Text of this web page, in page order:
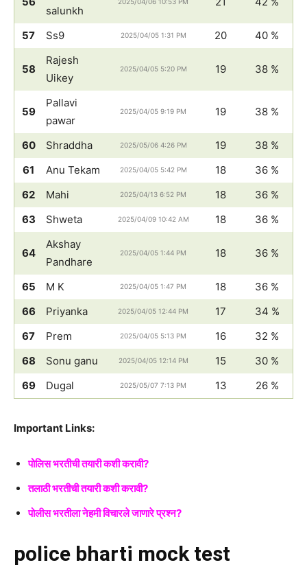
salunkh
57 Ss9 2025/04/05 1:31 PM 20 40 %
58
Rajesh
Uikey
2025/04/05 5:20 PM 19 38 %
59
Pallavi
pawar
2025/04/05 9:19 PM 19 38 %
60 Shraddha 2025/05/06 4:26 PM 19
38 %
61
Anu Tekam 2025/04/05 5:42 PM 18
36 %
62
Mahi 2025/04/13 6:52 PM 18
36 %
63
Shweta 2025/04/09 10:42 AM 18 36 %
64
Akshay
Pandhare
2025/04/05 1:44 PM 18 36 %
65 M K 2025/04/05 1:47 PM 18
36 %
66
Priyanka 2025/04/05 12:44 PM 17
34 %
67
Prem 2025/04/05 5:13 PM 16
32 %
68
Sonu ganu 2025/04/05 12:14 PM 15
30 %
69
Dugal 2025/05/07 7:13 PM 13 26 %
Important Links:
पोलिस भरतीची तयारी कशी करावी?
तलाठी भरतीची तयारी कशी करावी?
पोलीस भरतीला नेहमी विचारले जाणारे प्रश्न?
police bharti mock test